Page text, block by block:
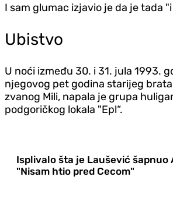
I sam glumac izjavio je da je tada
Ubistvo
U noći između 30. i 31. jula 1993.
njegovog pet godina starijeg
zvanog Mili, napala je grupa
podgoričkog lokala "Epl“.
Isplivalo šta je Laušević šapnuo
"Nisam htio pred Cecom"